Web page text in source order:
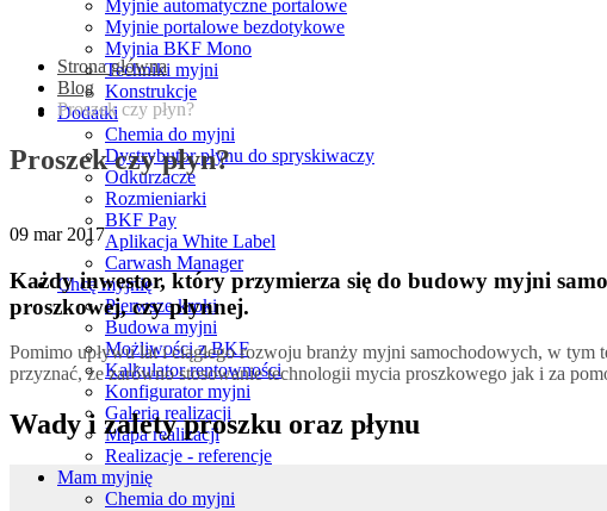
Myjnie automatyczne portalowe
Myjnie portalowe bezdotykowe
Myjnia BKF Mono
Techniki myjni
Konstrukcje
Dodatki
Chemia do myjni
Dystrybutor płynu do spryskiwaczy
Odkurzacze
Rozmieniarki
BKF Pay
Aplikacja White Label
Carwash Manager
Chcę myjnię
Pierwsze kroki
Budowa myjni
Możliwości z BKF
Kalkulator rentowności
Konfigurator myjni
Galeria realizacji
Mapa realizacji
Realizacje - referencje
Mam myjnię
Chemia do myjni
Strona główna
Blog
Proszek czy płyn?
Proszek czy płyn?
09 mar 2017
Każdy inwestor, który przymierza się do budowy myjni
proszkowej, czy płynnej.
Pomimo upływu lat i ciągłego rozwoju branży myjni samochodowych, w tym
przyznać, że zarówno stosowanie technologii mycia proszkowego jak i za
Wady i zalety proszku oraz płynu